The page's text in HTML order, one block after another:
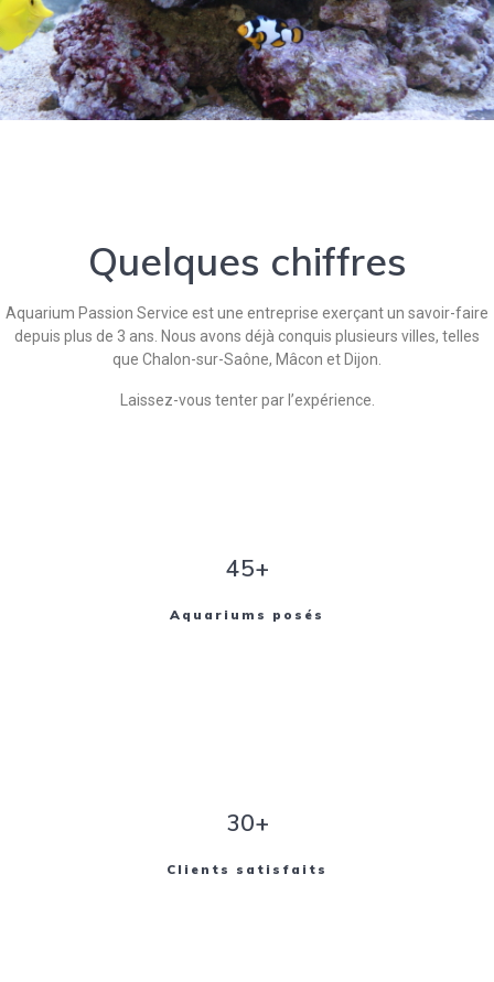
Quelques chiffres
Aquarium Passion Service est une entreprise exerçant un savoir-faire
depuis plus de 3 ans. Nous avons déjà conquis plusieurs villes, telles
que Chalon-sur-Saône, Mâcon et Dijon.
Laissez-vous tenter par l’expérience.
45+
Aquariums posés
30+
Clients satisfaits